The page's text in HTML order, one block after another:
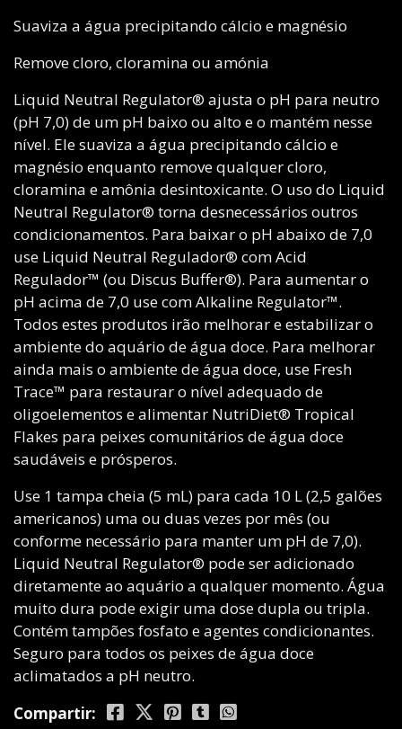
Suaviza a água precipitando cálcio e magnésio
Remove cloro, cloramina ou amónia
Liquid Neutral Regulator® ajusta o pH para neutro
(pH 7,0) de um pH baixo ou alto e o mantém nesse
nível. Ele suaviza a água precipitando cálcio e
magnésio enquanto remove qualquer cloro,
cloramina e amônia desintoxicante. O uso do Liquid
Neutral Regulator® torna desnecessários outros
condicionamentos. Para baixar o pH abaixo de 7,0
use Liquid Neutral Regulador® com Acid
Regulador™ (ou Discus Buffer®). Para aumentar o
pH acima de 7,0 use com Alkaline Regulator™.
Todos estes produtos irão melhorar e estabilizar o
ambiente do aquário de água doce. Para melhorar
ainda mais o ambiente de água doce, use Fresh
Trace™ para restaurar o nível adequado de
oligoelementos e alimentar NutriDiet® Tropical
Flakes para peixes comunitários de água doce
saudáveis ​​e prósperos.
Use 1 tampa cheia (5 mL) para cada 10 L (2,5 galões
americanos) uma ou duas vezes por mês (ou
conforme necessário para manter um pH de 7,0).
Liquid Neutral Regulator® pode ser adicionado
diretamente ao aquário a qualquer momento. Água
muito dura pode exigir uma dose dupla ou tripla.
Contém tampões fosfato e agentes condicionantes.
Seguro para todos os peixes de água doce
aclimatados a pH neutro.
Compartir: